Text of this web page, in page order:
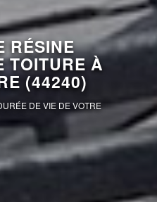
RÉSINE
TOITURE À
(44240)
DE VIE DE VOTRE